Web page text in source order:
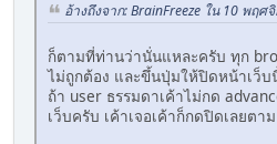
อ้างถึงจาก: BrainFreeze ใน 10 พฤศ
ก็ตามที่ท่านว่านั่นแหละครับ ทุก
ไม่ถูกต้อง และขึ้นปุ่มให้ปิดหน้าเว็บ
ถ้า user ธรรมดาเค้าไม่กด
เว็บครับ เค้าเจอเค้าก็กดปิดเลยต